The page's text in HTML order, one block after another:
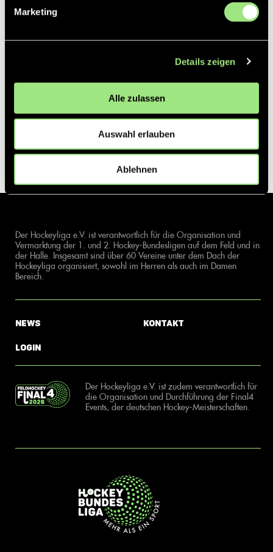
Marketing
Details zeigen
Alle zulassen
Auswahl erlauben
Ablehnen
Der Hockeyliga e.V. ist verantwortlich für die Organisation und
Vermarktung der 1. und 2. Hockey-Bundesligen auf dem Feld und in
der Halle. Insgesamt sind über 60 Vereine unter dem Dach der
Hockeyliga organisiert, sowohl im Herren als auch im Damen
Bereich.
News
Login
Kontakt
Der Hockeyliga e.V. ist zudem verantwortlich für
die Organisation und Durchführung der Final4
Events, der deutschen Hockey-Meisterschaften.